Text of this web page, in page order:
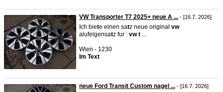
VW Transporter T7 2025+ neue A ... - [16.7. 2026]
Ich biete einen satz neue original vw
alufelgensatz fur : vw t ...
Wien - 1230
Im Text
neue Ford Transit Custom nagel ... - [16.7. 2026]